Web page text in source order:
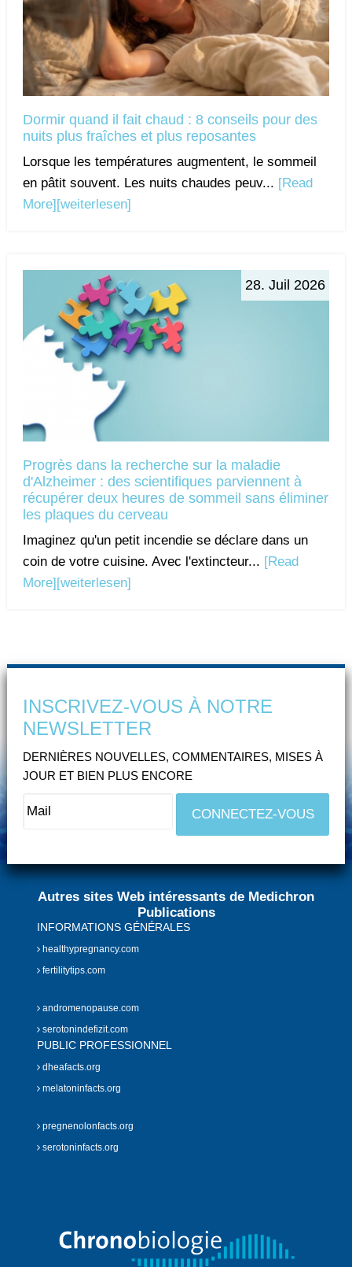
Dormir quand il fait chaud : 8 conseils pour des
nuits plus fraîches et plus reposantes
Lorsque les températures augmentent, le sommeil
en pâtit souvent. Les nuits chaudes peuv... [Read
More][weiterlesen]
28. Juil 2026
Progrès dans la recherche sur la maladie
d'Alzheimer : des scientifiques parviennent à
récupérer deux heures de sommeil sans éliminer
les plaques du cerveau
Imaginez qu'un petit incendie se déclare dans un
coin de votre cuisine. Avec l'extincteur... [Read
More][weiterlesen]
INSCRIVEZ-VOUS À NOTRE
NEWSLETTER
DERNIÈRES NOUVELLES, COMMENTAIRES, MISES À
JOUR ET BIEN PLUS ENCORE
Autres sites Web intéressants de Medichron
Publications
INFORMATIONS GÉNÉRALES
healthypregnancy.com
fertilitytips.com
andromenopause.com
serotonindefizit.com
PUBLIC PROFESSIONNEL
dheafacts.org
melatoninfacts.org
pregnenolonfacts.org
serotoninfacts.org